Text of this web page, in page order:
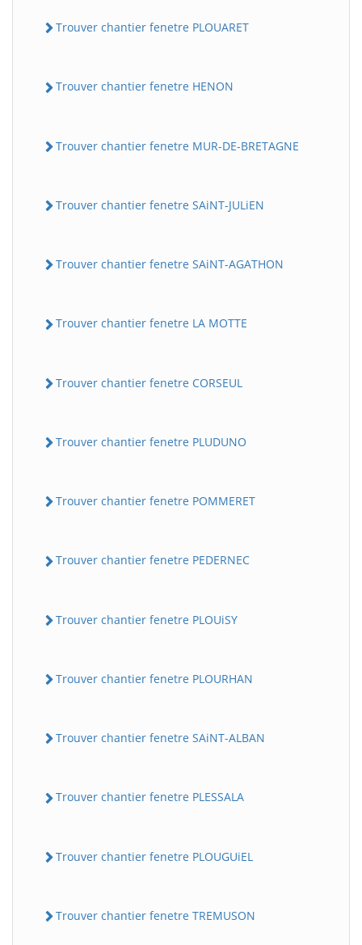
Trouver chantier fenetre PLOUARET
Trouver chantier fenetre HENON
Trouver chantier fenetre MUR-DE-BRETAGNE
Trouver chantier fenetre SAiNT-JULiEN
Trouver chantier fenetre SAiNT-AGATHON
Trouver chantier fenetre LA MOTTE
Trouver chantier fenetre CORSEUL
Trouver chantier fenetre PLUDUNO
Trouver chantier fenetre POMMERET
Trouver chantier fenetre PEDERNEC
Trouver chantier fenetre PLOUiSY
Trouver chantier fenetre PLOURHAN
Trouver chantier fenetre SAiNT-ALBAN
Trouver chantier fenetre PLESSALA
Trouver chantier fenetre PLOUGUiEL
Trouver chantier fenetre TREMUSON